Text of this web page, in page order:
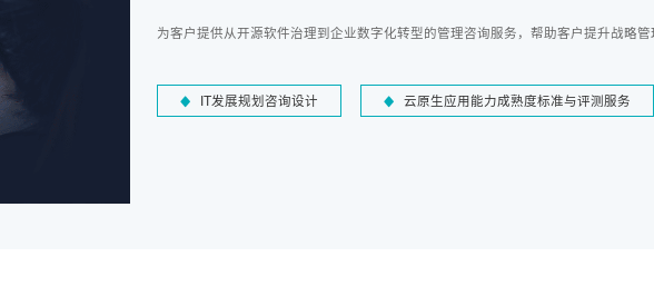
为客户提供从开源软件治理到企业数字化转型的管理咨询服务，帮助客户提升战略管
IT发展规划咨询设计 云原生应用能力成熟度标准与评测服务